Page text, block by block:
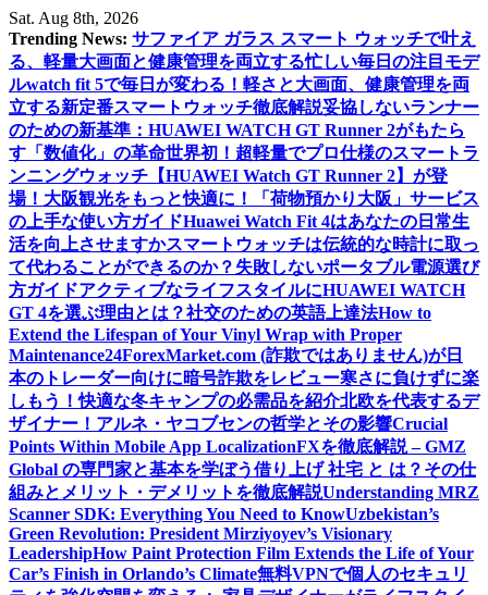
Skip
to
content
Sat. Aug 8th, 2026
Trending News: サファイア ガラス スマート ウォッチで叶え
る、軽量大画面と健康管理を両立する忙しい毎日の注目モデ
ルwatch fit 5で毎日が変わる！軽さと大画面、健康管理を両
立する新定番スマートウォッチ徹底解説妥協しないランナー
のための新基準：HUAWEI WATCH GT Runner 2がもたら
す「数値化」の革命世界初！超軽量でプロ仕様のスマートラ
ンニングウォッチ【HUAWEI Watch GT Runner 2】が登
場！ 大阪観光をもっと快適に！「荷物預かり大阪」サービス
の上手な使い方ガイドHuawei Watch Fit 4はあなたの日常生
活を向上させますかスマートウォッチは伝統的な時計に取っ
て代わることができるのか？ 失敗しないポータブル電源選び
方ガイドアクティブなライフスタイルにHUAWEI WATCH
GT 4を選ぶ理由とは？社交のための英語上達法How to
Extend the Lifespan of Your Vinyl Wrap with Proper
Maintenance24ForexMarket.com (詐欺ではありません)が日
本のトレーダー向けに暗号詐欺をレビュー寒さに負けずに楽
しもう！快適な冬キャンプの必需品を紹介北欧を代表するデ
ザイナー！アルネ・ヤコブセンの哲学とその影響Crucial
Points Within Mobile App LocalizationFXを徹底解説 – GMZ
Global の専門家と基本を学ぼう借り上げ 社宅 と は？その仕
組みとメリット・デメリットを徹底解説Understanding MRZ
Scanner SDK: Everything You Need to KnowUzbekistan’s
Green Revolution: President Mirziyoyev’s Visionary
LeadershipHow Paint Protection Film Extends the Life of Your
Car’s Finish in Orlando’s Climate無料VPNで個人のセキュリ